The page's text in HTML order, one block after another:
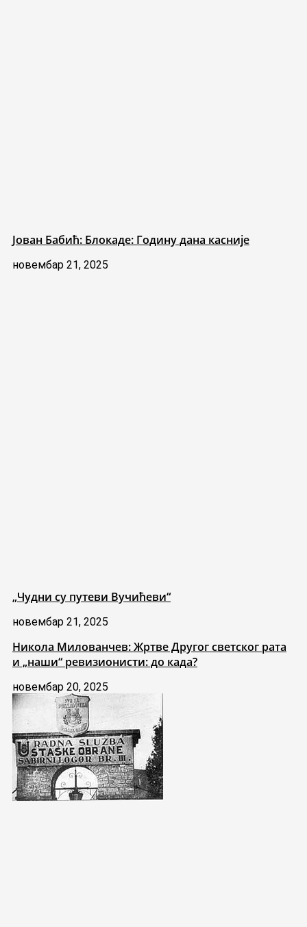
Јован Бабић: Блокаде: Годину дана касније
новембар 21, 2025
„Чудни су путеви Вучићеви“
новембар 21, 2025
Никола Милованчев: Жртве Другог светског рата
и „наши“ ревизионисти: до када?
новембар 20, 2025